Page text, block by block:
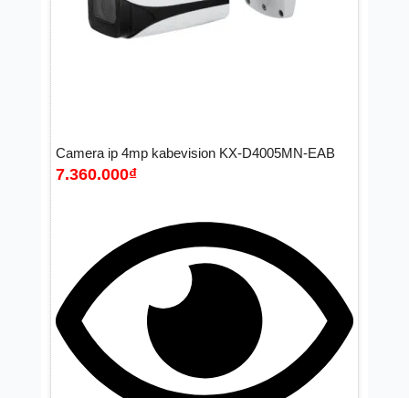
Camera ip 4mp kabevision KX-D4005MN-EAB
7.360.000₫